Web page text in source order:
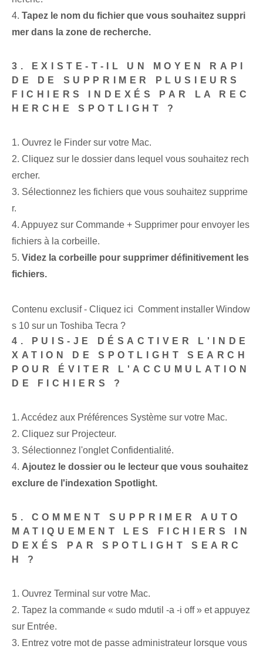
4. Tapez le nom du fichier que vous souhaitez suppri
mer dans la zone de recherche.
3. EXISTE-T-IL UN MOYEN RAPI
DE DE SUPPRIMER PLUSIEURS
FICHIERS INDEXÉS PAR LA REC
HERCHE SPOTLIGHT ?
1. Ouvrez le Finder sur votre Mac.
2. Cliquez sur le dossier dans lequel vous souhaitez rech
ercher.
3. Sélectionnez les fichiers que vous souhaitez supprime
r.
4. Appuyez sur Commande + Supprimer pour envoyer les
fichiers à la corbeille.
5. Videz la corbeille pour supprimer définitivement les
fichiers.
Contenu exclusif - Cliquez ici Comment installer Window
s 10 sur un Toshiba Tecra ?
4. PUIS-JE DÉSACTIVER L'INDE
XATION DE SPOTLIGHT SEARCH
POUR ÉVITER L'ACCUMULATION
DE FICHIERS ?
1. Accédez aux Préférences Système sur votre Mac.
2. Cliquez sur Projecteur.
3. Sélectionnez l'onglet Confidentialité.
4. Ajoutez le dossier ou le lecteur que vous souhaitez
exclure de l'indexation Spotlight.
5. COMMENT SUPPRIMER AUTO
MATIQUEMENT LES FICHIERS IN
DEXÉS PAR SPOTLIGHT SEARC
H ?
1. Ouvrez Terminal sur votre Mac.
2. Tapez la commande « sudo mdutil -a -i off » et appuyez
sur Entrée.
3. Entrez votre mot de passe administrateur lorsque vous